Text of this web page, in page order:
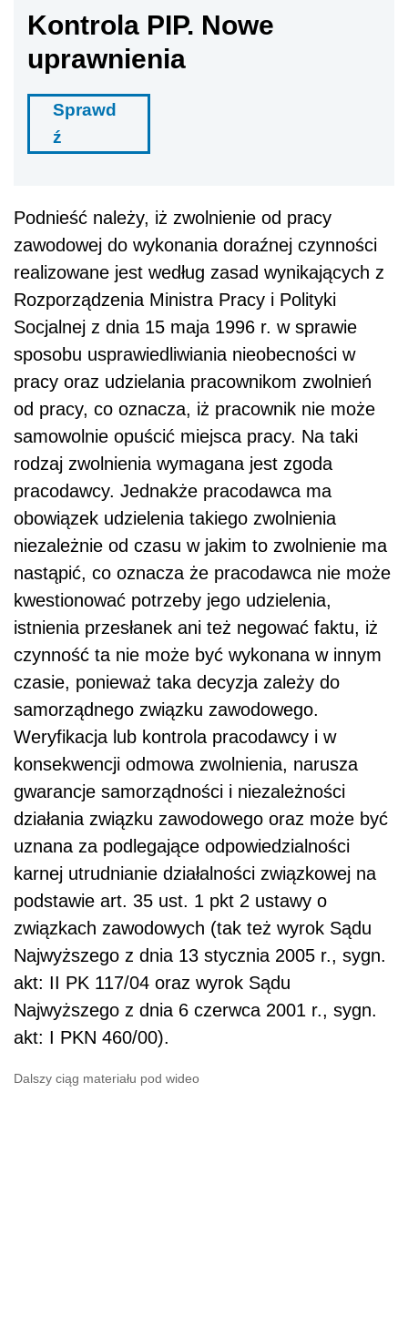
Kontrola PIP. Nowe
uprawnienia
Sprawd
ź
Podnieść należy, iż zwolnienie od pracy
zawodowej do wykonania doraźnej czynności
realizowane jest według zasad wynikających z
Rozporządzenia Ministra Pracy i Polityki
Socjalnej z dnia 15 maja 1996 r. w sprawie
sposobu usprawiedliwiania nieobecności w
pracy oraz udzielania pracownikom zwolnień
od pracy, co oznacza, iż pracownik nie może
samowolnie opuścić miejsca pracy. Na taki
rodzaj zwolnienia wymagana jest zgoda
pracodawcy. Jednakże pracodawca ma
obowiązek udzielenia takiego zwolnienia
niezależnie od czasu w jakim to zwolnienie ma
nastąpić, co oznacza że pracodawca nie może
kwestionować potrzeby jego udzielenia,
istnienia przesłanek ani też negować faktu, iż
czynność ta nie może być wykonana w innym
czasie, ponieważ taka decyzja zależy do
samorządnego związku zawodowego.
Weryfikacja lub kontrola pracodawcy i w
konsekwencji odmowa zwolnienia, narusza
gwarancje samorządności i niezależności
działania związku zawodowego oraz może być
uznana za podlegające odpowiedzialności
karnej utrudnianie działalności związkowej na
podstawie art. 35 ust. 1 pkt 2 ustawy o
związkach zawodowych (tak też wyrok Sądu
Najwyższego z dnia 13 stycznia 2005 r., sygn.
akt: II PK 117/04 oraz wyrok Sądu
Najwyższego z dnia 6 czerwca 2001 r., sygn.
akt: I PKN 460/00).
Dalszy ciąg materiału pod wideo